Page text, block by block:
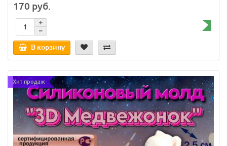
170 руб.
В корзину
Хит продаж